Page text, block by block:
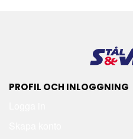
PROFIL OCH INLOGGNING